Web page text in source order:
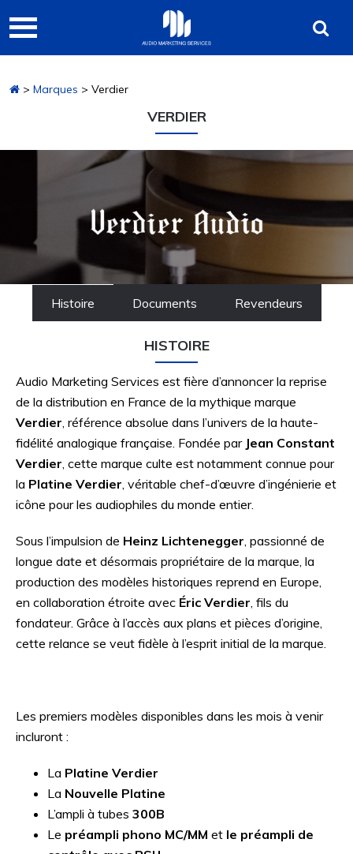
la
principale
au
contenu
Audio
Marketing
> Marques > Verdier
VERDIER
Histoire Documents Revendeurs
HISTOIRE
Audio Marketing Services est fière d’annoncer la reprise
de la distribution en France de la mythique marque
Verdier, référence absolue dans l’univers de la haute-
fidélité analogique française. Fondée par Jean Constant
Verdier, cette marque culte est notamment connue pour
la Platine Verdier, véritable chef-d’œuvre d’ingénierie et
icône pour les audiophiles du monde entier.
Sous l’impulsion de Heinz Lichtenegger, passionné de
longue date et désormais propriétaire de la marque, la
production des modèles historiques reprend en Europe,
en collaboration étroite avec Éric Verdier, fils du
fondateur. Grâce à l’accès aux plans et pièces d’origine,
cette relance se veut fidèle à l’esprit initial de la marque.
Les premiers modèles disponibles dans les mois à venir
incluront :
La Platine Verdier
La Nouvelle Platine
L’ampli à tubes 300B
Le préampli phono MC/MM et le préampli de